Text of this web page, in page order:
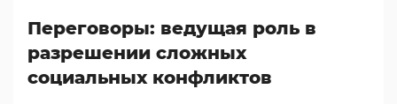
Переговоры: ведущая роль в
разрешении сложных
социальных конфликтов